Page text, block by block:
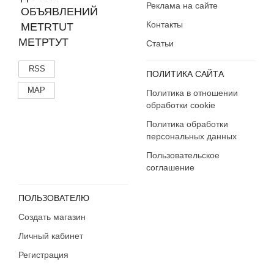
МЕТРТУТ
RSS
MAP
Реклама на сайте
Контакты
Статьи
ПОЛИТИКА САЙТА
Политика в отношении
обработки cookie
Политика обработки
персональных данных
Пользовательское
соглашение
ПОЛЬЗОВАТЕЛЮ
Создать магазин
Личный кабинет
Регистрация